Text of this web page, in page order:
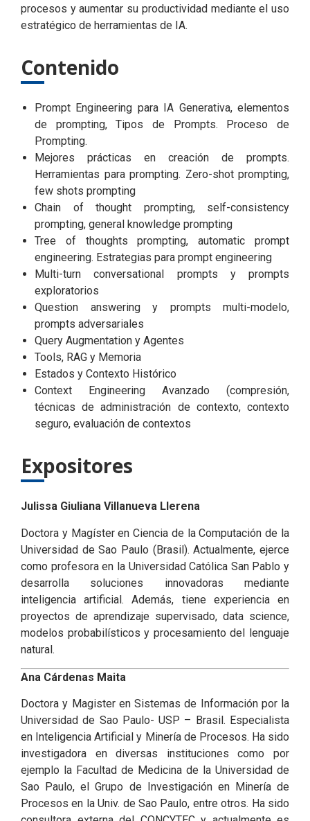
procesos y aumentar su productividad mediante el uso
estratégico de herramientas de IA.
Contenido
Prompt Engineering para IA Generativa, elementos
de prompting, Tipos de Prompts. Proceso de
Prompting.
Mejores prácticas en creación de prompts.
Herramientas para prompting. Zero-shot prompting,
few shots prompting
Chain of thought prompting, self-consistency
prompting, general knowledge prompting
Tree of thoughts prompting, automatic prompt
engineering. Estrategias para prompt engineering
Multi-turn conversational prompts y prompts
exploratorios
Question answering y prompts multi-modelo,
prompts adversariales
Query Augmentation y Agentes
Tools, RAG y Memoria
Estados y Contexto Histórico
Context Engineering Avanzado (compresión,
técnicas de administración de contexto, contexto
seguro, evaluación de contextos
Expositores
Julissa Giuliana Villanueva Llerena
Doctora y Magíster en Ciencia de la Computación de la
Universidad de Sao Paulo (Brasil). Actualmente, ejerce
como profesora en la Universidad Católica San Pablo y
desarrolla soluciones innovadoras mediante
inteligencia artificial. Además, tiene experiencia en
proyectos de aprendizaje supervisado, data science,
modelos probabilísticos y procesamiento del lenguaje
natural.
Ana Cárdenas Maita
Doctora y Magister en Sistemas de Información por la
Universidad de Sao Paulo- USP – Brasil. Especialista
en Inteligencia Artificial y Minería de Procesos. Ha sido
investigadora en diversas instituciones como por
ejemplo la Facultad de Medicina de la Universidad de
Sao Paulo, el Grupo de Investigación en Minería de
Procesos en la Univ. de Sao Paulo, entre otros. Ha sido